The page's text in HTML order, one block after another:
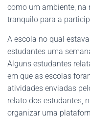
como um ambiente, na
tranquilo para a
A escola no qual
estudantes uma
Alguns estudantes
em que as escolas
atividades enviadas
relato dos estudantes,
organizar uma